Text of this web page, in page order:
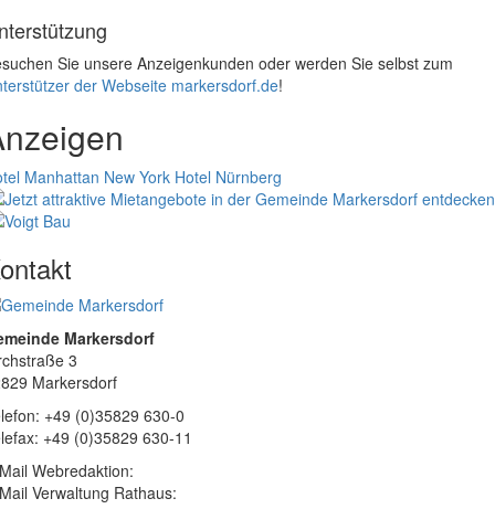
Sie unsere Anzeigenkunden oder werden Sie selbst zum
der Webseite markersdorf.de!
Manhattan New York Hotel Nürnberg
Markersdorf
3
Markersdorf
+49 (0)35829 630-0
+49 (0)35829 630-11
Webredaktion:
Verwaltung Rathaus: